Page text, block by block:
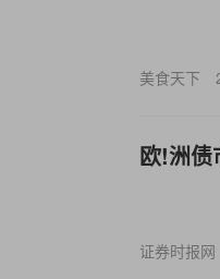
美食天下
欧!洲债
证券时报网